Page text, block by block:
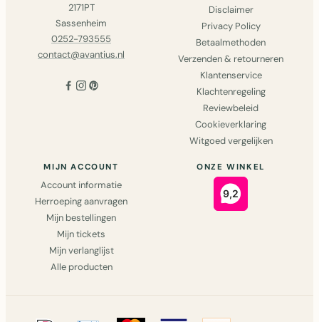
2171PT
Sassenheim
0252-793555
contact@avantius.nl
Disclaimer
Privacy Policy
Betaalmethoden
Verzenden & retourneren
Klantenservice
Klachtenregeling
Reviewbeleid
Cookieverklaring
Witgoed vergelijken
MIJN ACCOUNT
Account informatie
Herroeping aanvragen
Mijn bestellingen
Mijn tickets
Mijn verlanglijst
Alle producten
ONZE WINKEL